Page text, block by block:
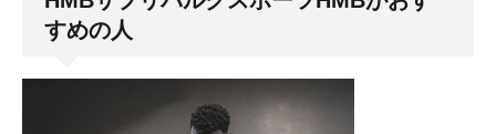
すめの人